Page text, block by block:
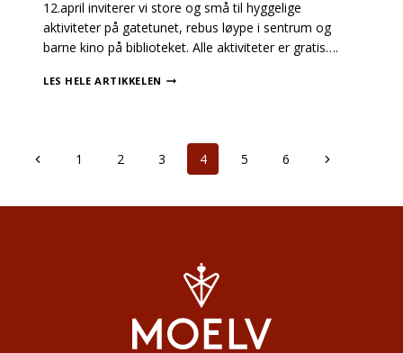
12.april inviterer vi store og små til hyggelige
aktiviteter på gatetunet, rebus løype i sentrum og
barne kino på biblioteket. Alle aktiviteter er gratis….
LES HELE ARTIKKELEN PÅSKEN
Page
navigation
Previous1 2 3 4 5 6
Next